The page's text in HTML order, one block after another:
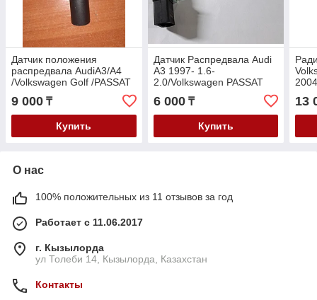
Датчик положения
распредвала AudiA3/A4
/Volkswagen Golf /PASSAT
B6/Jetta 2003- 1.8-2.0TSI
9 000 ₸
Купить
Датчик Распредвала Audi
A3 1997- 1.6-
2.0/Volkswagen PASSAT
B5/Golf 4 1997- 1.6-
2.0/Skoda Octavia A4 97-
V-1.6
6 000₸
Купить
b6
13
О нас
100% положительных из 11 отзывов за год
Работает с 11.06.2017
г. Кызылорда
ул Толеби 14, Кызылорда, Казахстан
Контакты